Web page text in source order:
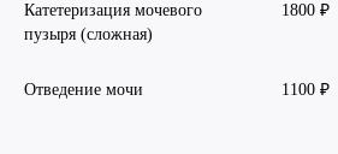
Катетеризация мочевого
пузыря (сложная)
1800 ₽
Отведение мочи 1100 ₽